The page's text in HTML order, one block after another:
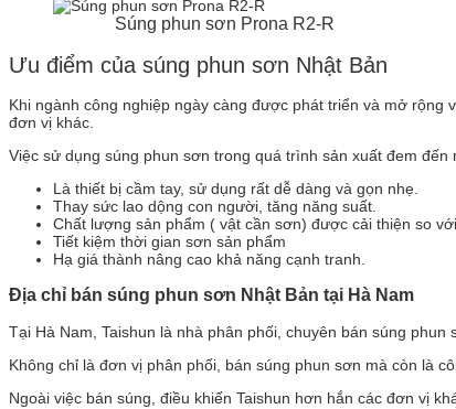
Súng phun sơn Prona R2-R
Ưu điểm của súng phun sơn Nhật Bản
Khi ngành công nghiệp ngày càng được phát triển và mở
đơn vị khác.
Việc sử dụng súng phun sơn trong quá trình sản xuất đem
Là thiết bị cầm tay, sử dụng rất dễ dàng và gọn nhẹ.
Thay sức lao dộng con người, tăng năng suất.
Chất lượng sản phẩm ( vật cần sơn) được cải thiện so
Tiết kiệm thời gian sơn sản phẩm
Hạ giá thành nâng cao khả năng cạnh tranh.
Địa chỉ bán súng phun sơn Nhật Bản tại Hà Nam
Tại Hà Nam, Taishun là nhà phân phối, chuyên bán súng phun
Không chỉ là đơn vị phân phối, bán súng phun sơn mà còn là
Ngoài việc bán súng, điều khiến Taishun hơn hắn các đơn vị